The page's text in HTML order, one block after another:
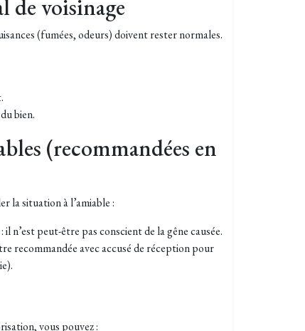
de voisinage
(fumées, odeurs) doivent rester normales.
bien.
(recommandées en
la situation à l’amiable :
n’est peut-être pas conscient de la gêne causée.
recommandée avec accusé de réception pour
vous pouvez :